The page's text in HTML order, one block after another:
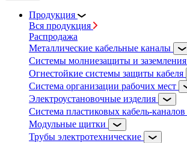
Продукция
Вся продукция
Распродажа
Металлические кабельные каналы
Системы молниезащиты и заземления
Огнестойкие системы защиты кабеля
Система организации рабочих мест
Электроустановочные изделия
Система пластиковых кабель-каналов
Модульные щитки
Трубы электротехнические